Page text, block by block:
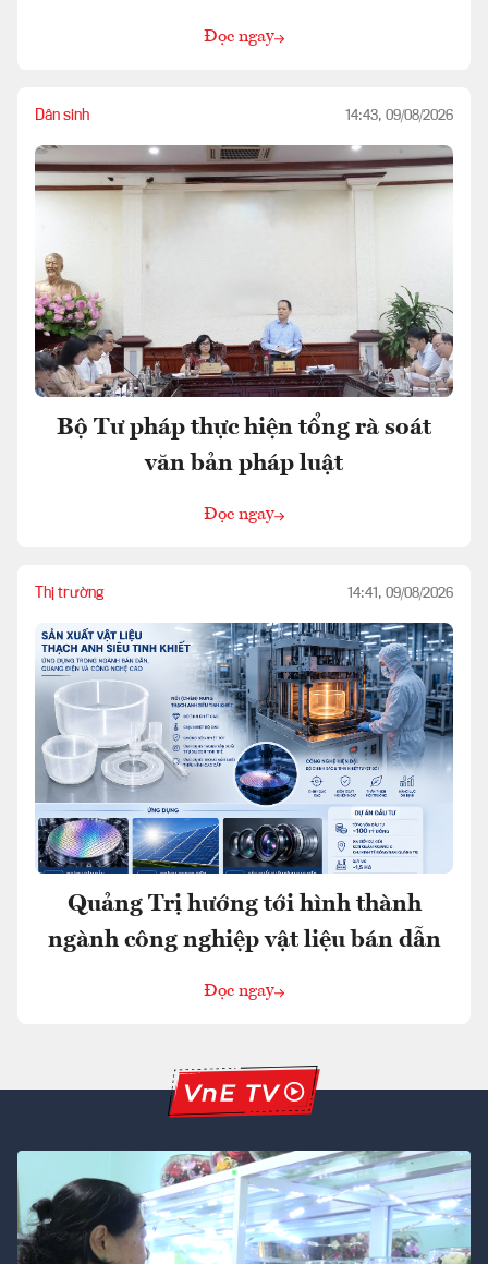
Đọc ngay
Dân sinh 14:43, 09/08/2026
Bộ Tư pháp thực hiện tổng rà soát
văn bản pháp luật
Đọc ngay
Thị trường 14:41, 09/08/2026
Quảng Trị hướng tới hình thành
ngành công nghiệp vật liệu bán dẫn
Đọc ngay